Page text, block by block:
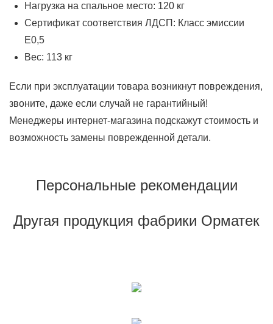
Нагрузка на спальное место: 120 кг
Сертификат соответствия ЛДСП: Класс эмиссии
Е0,5
Вес: 113 кг
Если при эксплуатации товара возникнут повреждения,
звоните, даже если случай не гарантийный!
Менеджеры интернет-магазина подскажут стоимость и
возможность замены поврежденной детали.
Персональные рекомендации
Другая продукция фабрики Орматек